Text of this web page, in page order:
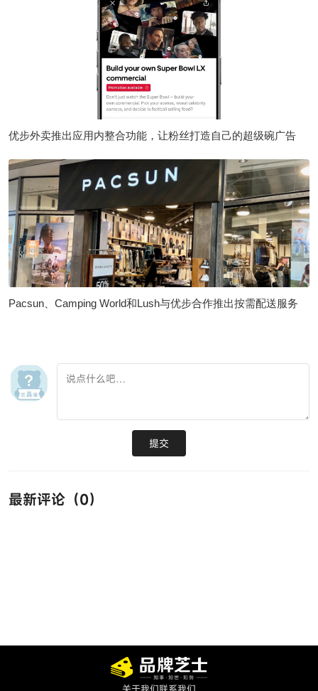
优步外卖推出应用内整合功能，让粉丝打造自己的超级碗广告
Pacsun、Camping World和Lush与优步合作推出按需配送服务
提交
最新评论（0）